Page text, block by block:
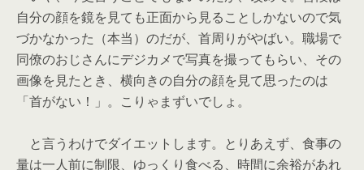
自分の顔を鏡を見ても正面から見ることしかないので気
づかなかった（本当）のだが、首周りがやばい。職場で
同僚のおじさんにデジカメで写真を撮ってもらい、その
画像を見たとき、横向きの自分の顔を見て思ったのは
「首がない！」。こりゃまずいでしょ。
と言うわけでダイエットします。とりあえず、食事の
量は一人前に制限、ゆっくり食べる、時間に余裕があれ